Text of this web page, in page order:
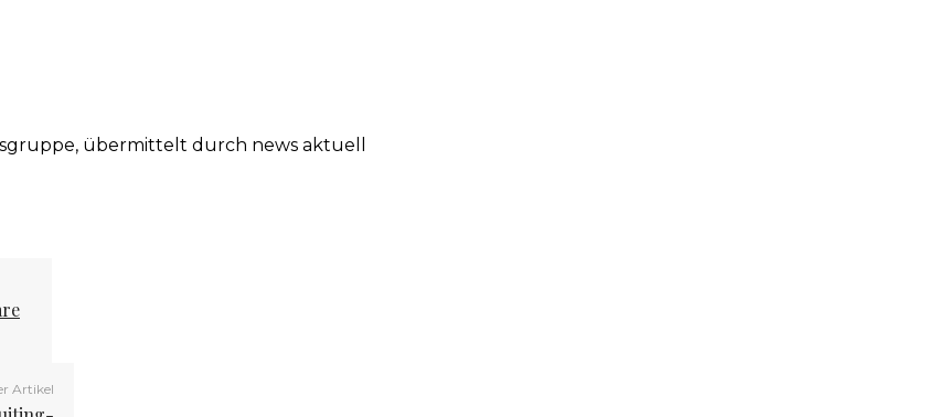
übermittelt durch news aktuell
Artikel